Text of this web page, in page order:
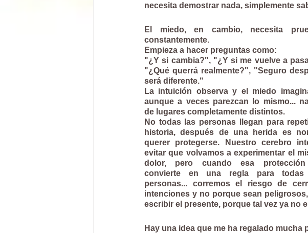
necesita demostrar nada, simplemente
El miedo, en cambio, necesita
constantemente.
Empieza a hacer preguntas como:
"¿Y si cambia?", "¿Y si me vuelve a
"¿Qué querrá realmente?", "Seguro
será diferente."
La intuición observa y el miedo
aunque a veces parezcan lo mismo...
de lugares completamente distintos.
No todas las personas llegan para
historia, después de una herida es
querer protegerse. Nuestro cerebro
evitar que volvamos a experimentar el
dolor, pero cuando esa
convierte en una regla para
personas... corremos el riesgo de
intenciones y no porque sean
escribir el presente, porque tal vez ya no
Hay una idea que me ha regalado mucha